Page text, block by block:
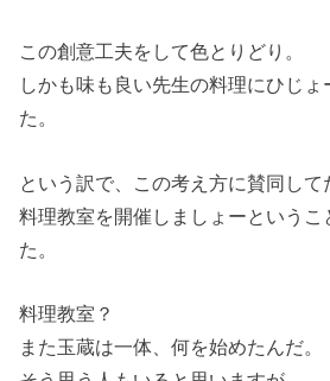
この創意工夫をして色とりどり。
しかも味も良い先生の料理にひじょ
た。
という訳で、この考え方に賛同して
料理教室を開催しましょーというこ
た。
料理教室？
また玉蔵は一体、何を始めたんだ。